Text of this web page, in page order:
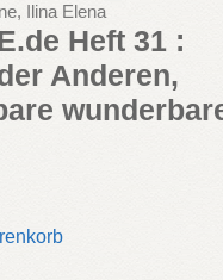
Ilina Elena
Heft 31 :
Anderen,